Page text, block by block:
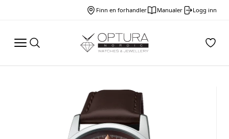
Finn en forhandler Manualer Logg inn